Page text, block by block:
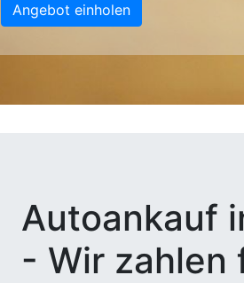
Angebot einholen
Autoankauf
- Wir zahlen